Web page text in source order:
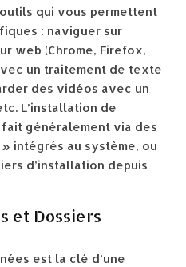
qui vous permettent
: naviguer sur
web (Chrome, Firefox,
un traitement de texte
des vidéos avec un
L’installation de
généralement via des
intégrés au système, ou
d’installation depuis
et Dossiers
est la clé d’une